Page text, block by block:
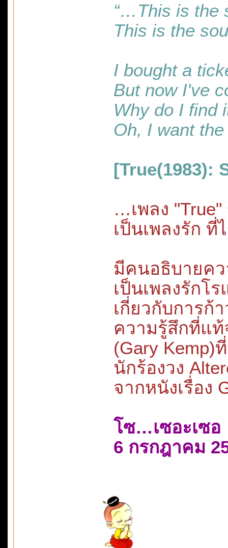
“…This is the
This is the
I bought a
But now I've
Why do I find
Oh, I want
[True(1983):
…เพลง "True"
เป็นเพลงรัก ที่
มีคนอธิบายคว
เป็นเพลงรักโ
เกี่ยวกับการก้
ความรู้สึกที่แท้
(Gary Kemp)
นักร้องวง
จากหนังเรื่อง
โซ…เซอะเซอ
6 กรกฎาคม